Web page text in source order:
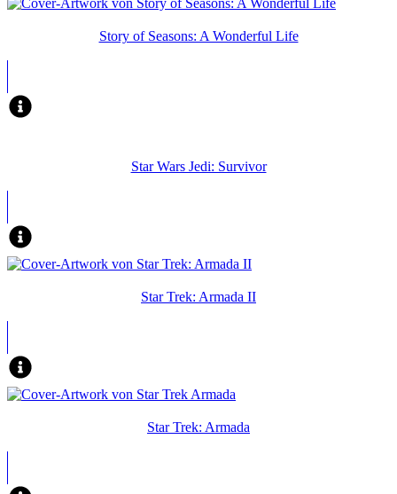
Story of Seasons: A Wonderful Life
Star Wars Jedi: Survivor
Star Trek: Armada II
Star Trek: Armada